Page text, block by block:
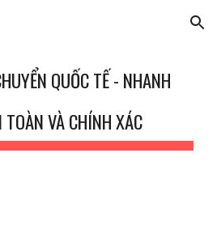
Skip to navigation
QUỐC TẾ- NHANH
TOÀN VÀ CHÍNH XÁC